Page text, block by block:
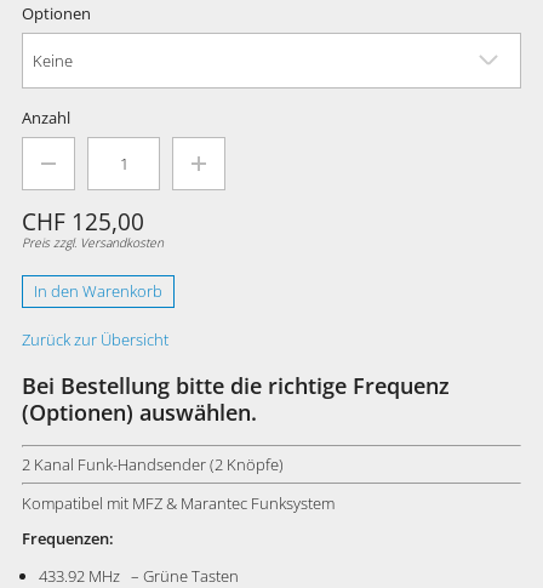
Optionen
Keine
Anzahl
CHF 125,00
Preis zzgl. Versandkosten
In den Warenkorb
Zurück zur Übersicht
Bei Bestellung bitte die richtige Frequenz
(Optionen) auswählen.
2 Kanal Funk-Handsender (2 Knöpfe)
Kompatibel mit MFZ & Marantec Funksystem
Frequenzen:
433.92 MHz – Grüne Tasten